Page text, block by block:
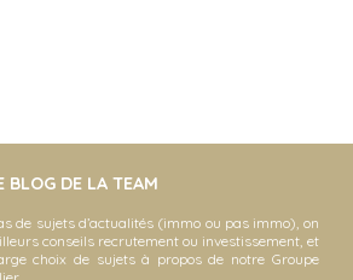
BLOG DE LA TEAM
de sujets d’actualités (immo ou pas immo), on
conseils recrutement ou investissement, et
choix de sujets à propos de notre Groupe